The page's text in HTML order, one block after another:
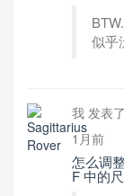
似乎
我 发表
1月前
怎么调
F 中的